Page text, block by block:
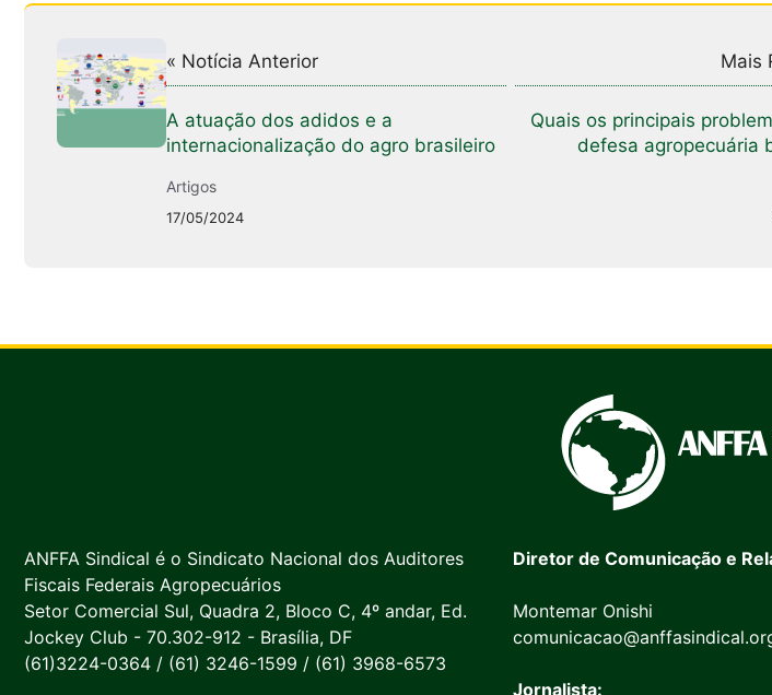
« Notícia Anterior
A atuação dos adidos e a
internacionalização do agro brasileiro
Artigos
17/05/2024
Mais
Quais os principais
defesa agropecuária
ANFFA Sindical é o Sindicato Nacional dos Auditores
Fiscais Federais Agropecuários
Setor Comercial Sul, Quadra 2, Bloco C, 4º andar, Ed.
Jockey Club - 70.302-912 - Brasília, DF
(61)3224-0364 / (61) 3246-1599 / (61) 3968-6573
Diretor de Comunicação e
Montemar Onishi
Jornalista: